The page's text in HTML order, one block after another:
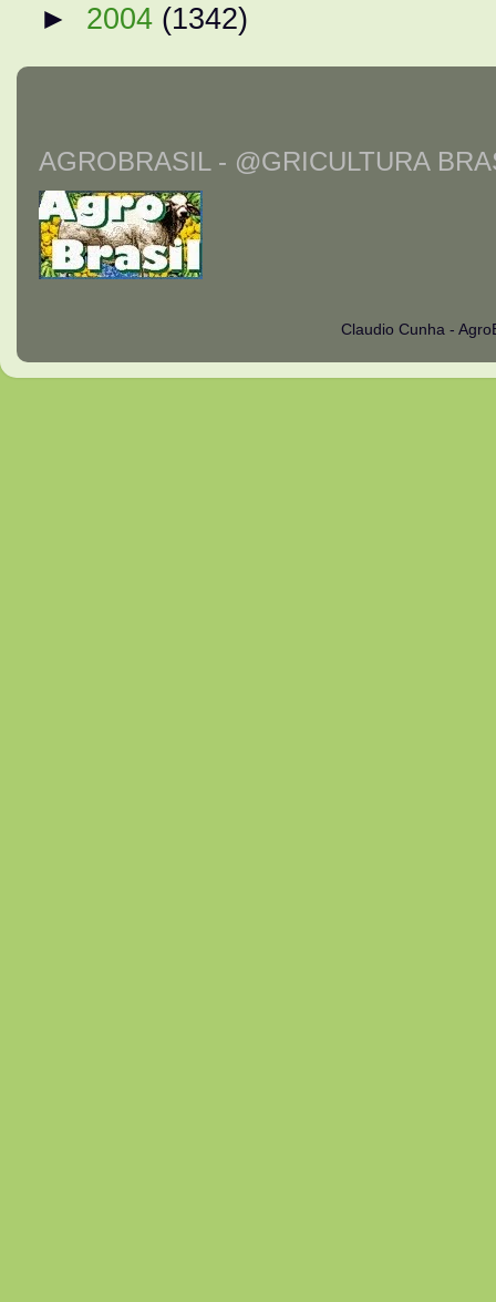
► 2004 (1342)
AGROBRASIL - @GRICULTURA
Claudio Cunha -